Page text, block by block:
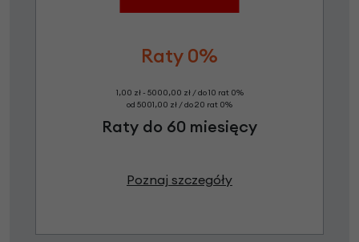
Raty 0%
1,00 zł - 5000,00 zł / do 10 rat 0%
od 5001,00 zł / do 20 rat 0%
Raty do 60 miesięcy
Poznaj szczegóły